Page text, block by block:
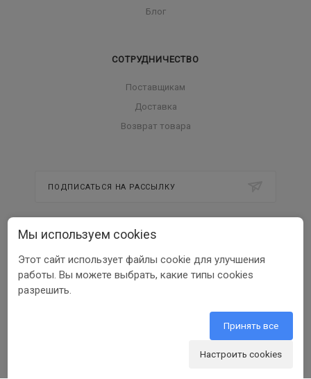
Блог
СОТРУДНИЧЕСТВО
Поставщикам
Доставка
Возврат товара
ПОДПИСАТЬСЯ НА РАССЫЛКУ
8 800 350 56 58
info@beltools.ru
Северный, зд. 7, помещ. 1
Мы используем cookies
Этот сайт использует файлы cookie для улучшения
работы. Вы можете выбрать, какие типы cookies
разрешить.
Настроить cookies
Принять все